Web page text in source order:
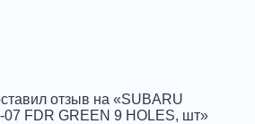
отзыв на «SUBARU
07 FDR GREEN 9 HOLES, шт»